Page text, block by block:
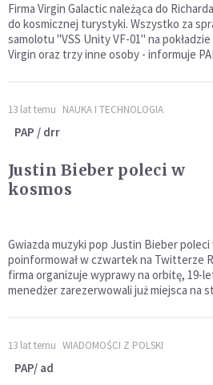
Firma Virgin Galactic należąca do
do kosmicznej turystyki. Wszystko za
samolotu "VSS Unity VF-01" na
Virgin oraz trzy inne osoby - informuje
13 lat temu NAUKA I TECHNOLOGIA
PAP / drr
Justin Bieber poleci w
kosmos
Gwiazda muzyki pop Justin Bieber poleci
poinformował w czwartek na Twitterze
firma organizuje wyprawy na orbitę, 19-
menedżer zarezerwowali już miejsca na
13 lat temu WIADOMOŚCI Z POLSKI
PAP/ ad